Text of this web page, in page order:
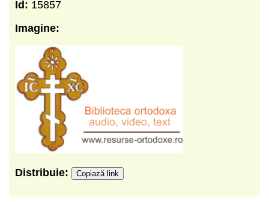
Id: 15857
Imagine:
Distribuie: Copiază link